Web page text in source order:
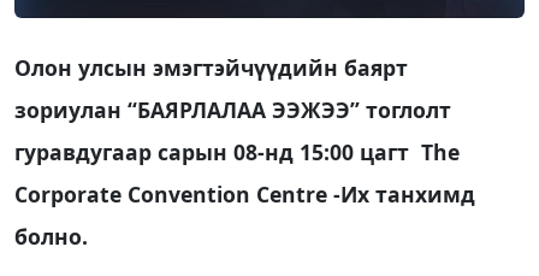
Олон улсын эмэгтэйчүүдийн баярт
зориулан “БАЯРЛАЛАА ЭЭЖЭЭ” тоглолт
гуравдугаар сарын 08-нд 15:00 цагт The
Corporate Convention Centre -Их танхимд
болно.